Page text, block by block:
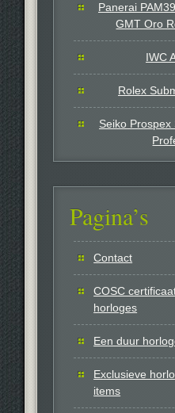
Panerai
GMT Oro
IWC
Rolex
Seiko Prospex
Pagina’s
Contact
COSC
horloges
Een duur
Exclusieve
items